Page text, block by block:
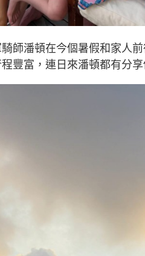
師潘頓在今個暑假和家人
豐富，連日來潘頓都有分